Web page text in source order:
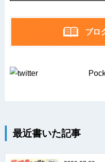
ブロ
最近書いた記事